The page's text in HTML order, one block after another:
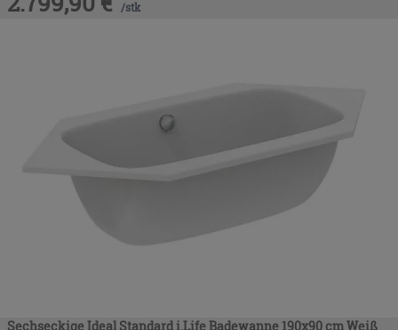
/stk
Sechseckige Ideal Standard i.Life Badewanne 190x90 cm Weiß